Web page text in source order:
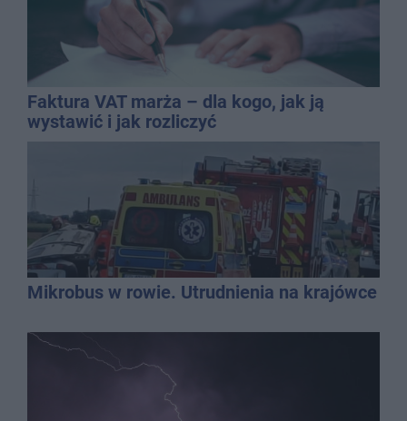
Faktura VAT marża – dla kogo, jak ją
wystawić i jak rozliczyć
Mikrobus w rowie. Utrudnienia na krajówce